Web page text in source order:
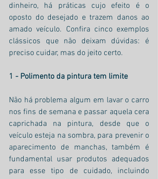
dinheiro, há práticas cujo efeito é o
oposto do desejado e trazem danos ao
amado veículo. Confira cinco exemplos
clássicos que não deixam dúvidas: é
preciso cuidar, mas do jeito certo.
1 - Polimento da pintura tem limite
Não há problema algum em lavar o carro
nos fins de semana e passar aquela cera
caprichada na pintura, desde que o
veículo esteja na sombra, para prevenir o
aparecimento de manchas, também é
fundamental usar produtos adequados
para esse tipo de cuidado, incluindo